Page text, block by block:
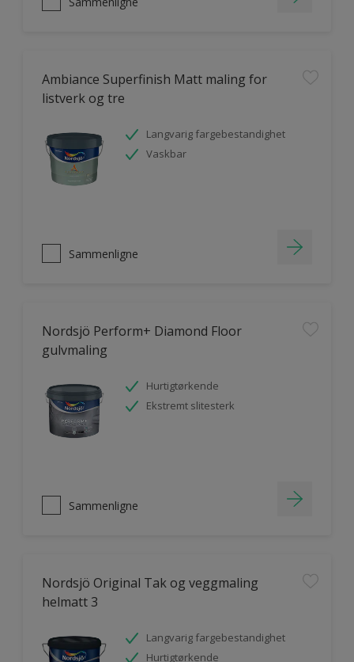
Ambiance Superfinish Matt maling for
listverk og tre
Langvarig fargebestandighet
Vaskbar
Sammenligne
Nordsjö Perform+ Diamond Floor
gulvmaling
Hurtigtørkende
Ekstremt slitesterk
Sammenligne
Nordsjö Original Tak og veggmaling
helmatt 3
Langvarig fargebestandighet
Hurtigtørkende